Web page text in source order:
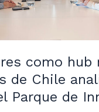
como hub
de Chile
Parque de